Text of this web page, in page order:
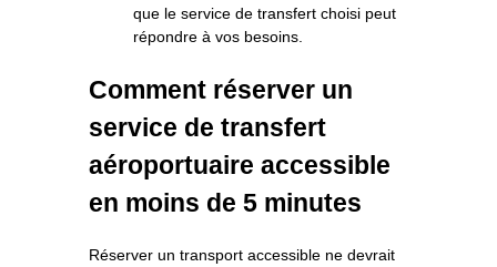
que le service de transfert choisi peut
répondre à vos besoins.
Comment réserver un
service de transfert
aéroportuaire accessible
en moins de 5 minutes
Réserver un transport accessible ne devrait